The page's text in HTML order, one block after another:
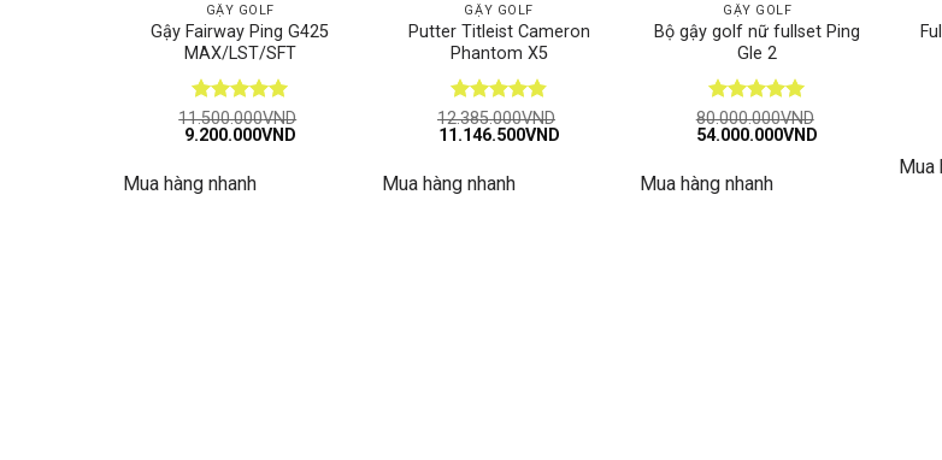
GẬY GOLF
Gậy Fairway Ping G425
MAX/LST/SFT
Được xếp
hạng55
11.500.000VND
Giá
11.500.000VND.
9.200.000VNDGiá
Mua hàng nhanh
GẬY GOLF
Putter Titleist Cameron
Phantom X5
Được xếp
hạng4.83
12.385.000VND
Giá
12.385.000VND.
11.146.500VNDGiá
Mua hàng nhanh
GẬY GOLF
Bộ gậy golf nữ fullset Ping
Gle 2
Được xếp
hạng55
80.000.000VND
Giá
80.000.000VND.
54.000.000VND
Mua hàng nhanh
Mua